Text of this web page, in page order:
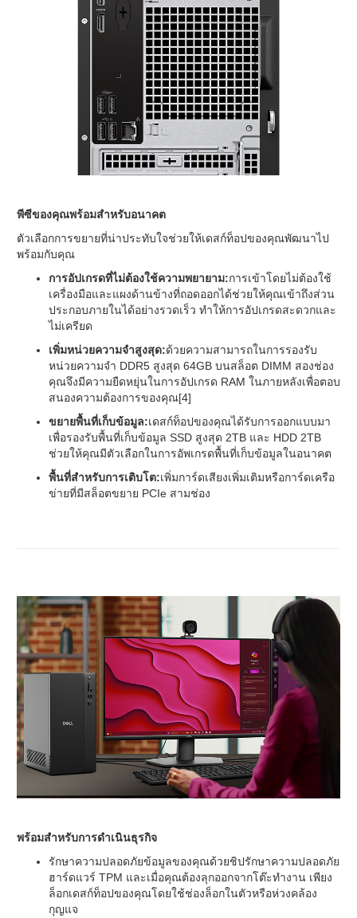
พีซีของคุณพร้อมสำหรับอนาคต
ตัวเลือกการขยายที่น่าประทับใจช่วยให้เดสก์ท็อปของคุณพัฒนาไป
พร้อมกับคุณ
การอัปเกรดที่ไม่ต้องใช้ความพยายาม:การเข้าโดยไม่ต้องใช้
เครื่องมือและแผงด้านข้างที่ถอดออกได้ช่วยให้คุณเข้าถึงส่วน
ประกอบภายในได้อย่างรวดเร็ว ทำให้การอัปเกรดสะดวกและ
ไม่เครียด
เพิ่มหน่วยความจำสูงสุด:ด้วยความสามารถในการรองรับ
หน่วยความจำ DDR5 สูงสุด 64GB บนสล็อต DIMM สองช่อง
คุณจึงมีความยืดหยุ่นในการอัปเกรด RAM ในภายหลังเพื่อตอบ
สนองความต้องการของคุณ[4]
ขยายพื้นที่เก็บข้อมูล:เดสก์ท็อปของคุณได้รับการออกแบบมา
เพื่อรองรับพื้นที่เก็บข้อมูล SSD สูงสุด 2TB และ HDD 2TB
ช่วยให้คุณมีตัวเลือกในการอัพเกรดพื้นที่เก็บข้อมูลในอนาคต
พื้นที่สำหรับการเติบโต:เพิ่มการ์ดเสียงเพิ่มเติมหรือการ์ดเครือ
ข่ายที่มีสล็อตขยาย PCIe สามช่อง
พร้อมสำหรับการดำเนินธุรกิจ
รักษาความปลอดภัยข้อมูลของคุณด้วยชิปรักษาความปลอดภัย
ฮาร์ดแวร์ TPM และเมื่อคุณต้องลุกออกจากโต๊ะทำงาน เพียง
ล็อกเดสก์ท็อปของคุณโดยใช้ช่องล็อกในตัวหรือห่วงคล้อง
กุญแจ